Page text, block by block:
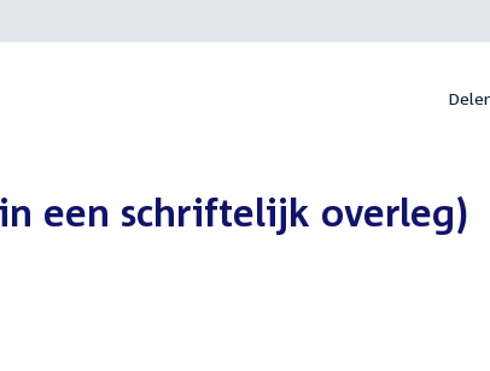
een schriftelijk overleg)